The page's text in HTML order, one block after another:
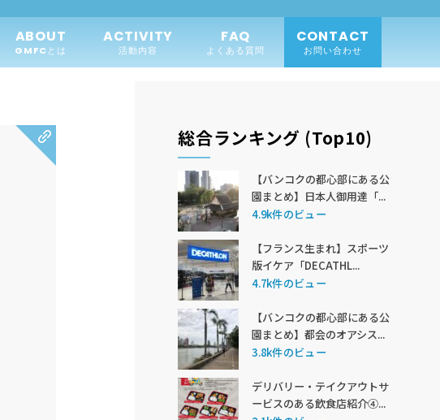
ABOUT
GMFCとは
ACTIVITY
活動内容
FAQ
よくある質問
CONTACT
お問い合わせ
総合ランキング (Top10)
【バンコクの都心部にある公
園まとめ】日本人御用達「...
4.9k件のビュー
【フランス生まれ】スポーツ
版イケア「DECATHL...
4.7k件のビュー
【バンコクの都心部にある公
園まとめ】都会のオアシス...
3.8k件のビュー
デリバリー・テイクアウトサ
ービスのある飲食店紹介④...